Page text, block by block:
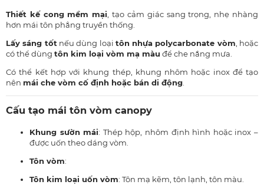
Thiết kế cong mềm mại, tạo cảm giác sang trọng, nhẹ nhàng
hơn mái tôn phẳng truyền thống.
Lấy sáng tốtnếu dùng loại tôn nhựa polycarbonate vòm, hoặc
có thể dùng tôn kim loại vòm mạ màu để che nắng mưa.
Có thể kết hợp với khung thép, khung nhôm hoặc inox để tạo
nên mái che vòm cố định hoặc bán di động.
Cấu tạo mái tôn vòm canopy
Khung sườn mái: Thép hộp, nhôm định hình hoặc inox –
được uốn theo dáng vòm.
Tôn vòm:
Tôn kim loại uốn vòm: Tôn mạ kẽm, tôn lạnh, tôn màu.